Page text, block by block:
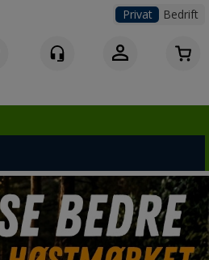
Privat Bedrift